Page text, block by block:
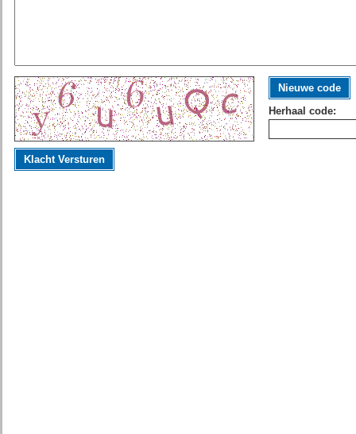
Nieuwe code
Herhaal code:
Klacht Versturen